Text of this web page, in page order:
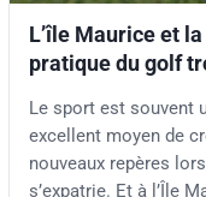
L’île Maurice et la
pratique du golf
Le sport est souvent
excellent moyen de
nouveaux repères
s’expatrie. Et à l’Île